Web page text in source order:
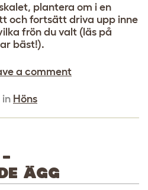
plantera om i en
och fortsätt driva upp inne
frön du valt (läs på
bäst!).
a comment
in Höns
ÄGG